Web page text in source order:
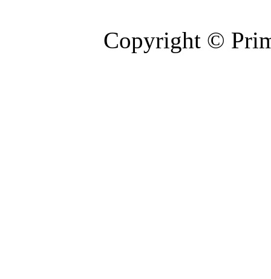
Copyright ©